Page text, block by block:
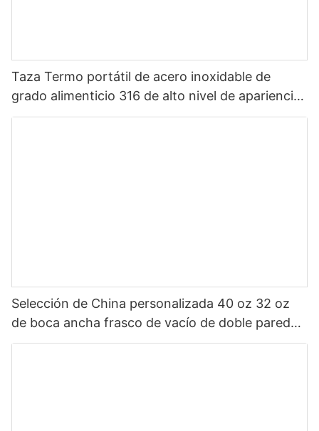
Taza Termo portátil de acero inoxidable de
grado alimenticio 316 de alto nivel de apariencia
Sanrio de dibujos animados portátil para niños
Selección de China personalizada 40 oz 32 oz
de boca ancha frasco de vacío de doble pared
botella de agua deportiva aislada de acero